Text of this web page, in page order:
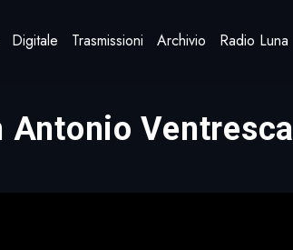
Digitale Trasmissioni Archivio Radio Luna
Antonio Ventresca